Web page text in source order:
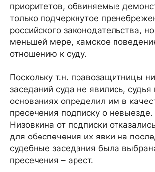
приоритетов, обвиняемые
только подчеркнутое
российского законодательства,
меньшей мере, хамское
отношению к суду.
Поскольку т.н. правозащитницы
заседаний суда не явились, судья
основаниях определил им в
пресечения подписку о
Низовкина от подписки
для обеспечения их явки на
судебные заседания была
пресечения – арест.